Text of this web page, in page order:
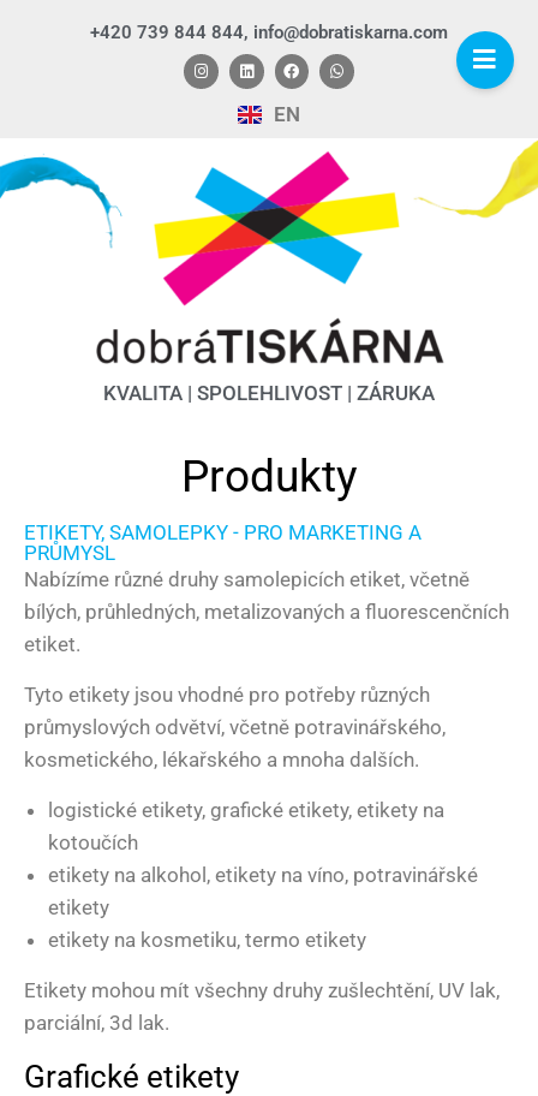
+420 739 844 844, info@dobratiskarna.com
EN
KVALITA | SPOLEHLIVOST | ZÁRUKA
Produkty
ETIKETY, SAMOLEPKY - PRO MARKETING A
PRŮMYSL
Nabízíme různé druhy samolepicích etiket, včetně
bílých, průhledných, metalizovaných a fluorescenčních
etiket.
Tyto etikety jsou vhodné pro potřeby různých
průmyslových odvětví, včetně potravinářského,
kosmetického, lékařského a mnoha dalších.
logistické etikety, grafické etikety, etikety na
kotoučích
etikety na alkohol, etikety na víno, potravinářské
etikety
etikety na kosmetiku, termo etikety
Etikety mohou mít všechny druhy zušlechtění, UV lak,
parciální, 3d lak.
Grafické etikety